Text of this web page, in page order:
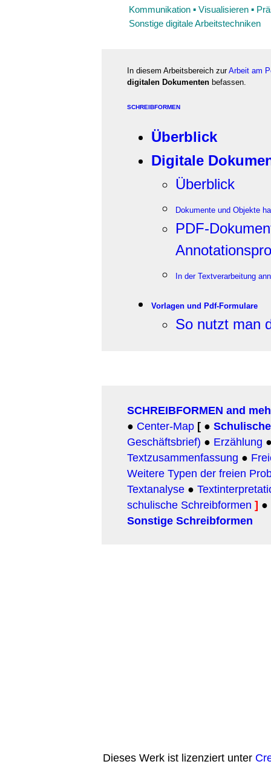
Kommunikation ▪ Visualisieren ▪
Sonstige digitale Arbeitstechniken
In diesem Arbeitsbereich zurArbeit am
digitalen Dokumenten befassen.
SCHREIBFORMEN
Überblick
Digitale
Überblick
Dokumente und Objekte
PDF-
In der Textverarbeitung
Vorlagen und Pdf-Formulare
So nutzt man
SCHREIBFORMEN and
● Center-Map [ ●
Geschäftsbrief) ● Erzählung
Textzusammenfassung ●
Weitere Typen der freien
Textanalyse ●
schulische Schreibformen ] ●
Sonstige Schreibformen
Dieses Werk ist lizenziert unter